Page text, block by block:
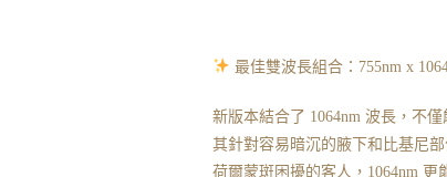
最佳雙波長組合：755nm x
新版本結合了 1064nm 波長，不
其針對容易暗沉的腋下和比基尼
荷爾蒙斑困擾的客人，1064nm 更